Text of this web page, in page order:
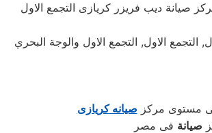
صيانة ديب فريزر كريازى التجمع الاول
مستوى مركز صيانهكريازى
صيانة فى مصر